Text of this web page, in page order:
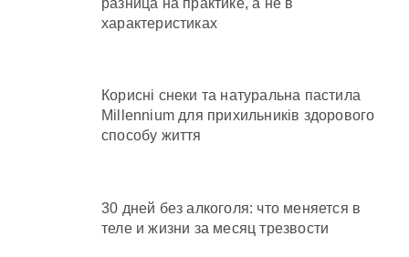
характеристиках
Корисні снеки та натуральна пастила
Millennium для прихильників здорового
способу життя
30 дней без алкоголя: что меняется в
теле и жизни за месяц трезвости